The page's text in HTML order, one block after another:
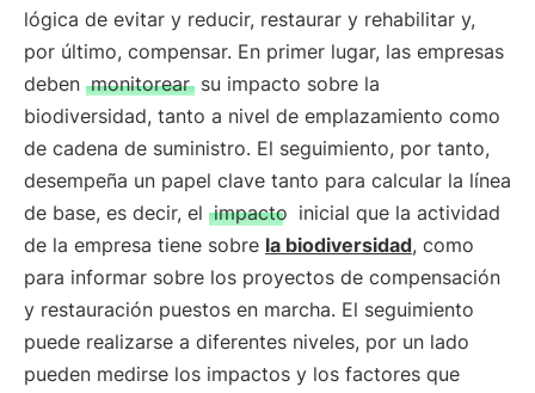
lógica de evitar y reducir, restaurar y rehabilitar y,
por último, compensar. En primer lugar, las empresas
deben monitorear su impacto sobre la
biodiversidad, tanto a nivel de emplazamiento como
de cadena de suministro. El seguimiento, por tanto,
desempeña un papel clave tanto para calcular la línea
de base, es decir, el impacto inicial que la actividad
de la empresa tiene sobre la biodiversidad, como
para informar sobre los proyectos de compensación
y restauración puestos en marcha. El seguimiento
puede realizarse a diferentes niveles, por un lado
pueden medirse los impactos y los factores que